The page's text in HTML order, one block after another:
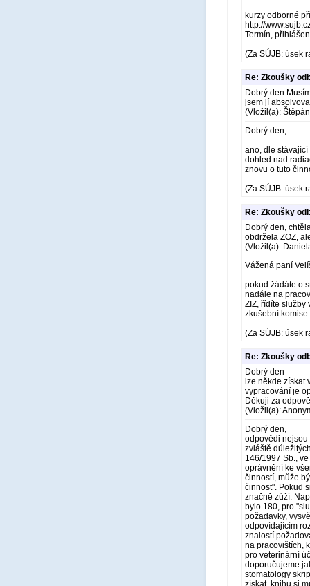
kurzy odborné
http://
Termín,
(Za SÚJB: úsek
Re: Zkoušky
Dobrý
jsem jí
(Vložil(a):
Dobrý den,
ano, dle stávající
dohled nad
znovu o tuto
(Za SÚJB: úsek
Re: Zkoušky
Dobrý den,
obdržela ZOZ,
(Vložil(a):
Vážená paní
pokud žádáte o
nadále na
ZIZ, řídíte služby
zkušební
(Za SÚJB: úsek
Re: Zkoušky
Dobrý den
lze někde získat
vypracování je
Děkuji za
(Vložil(a):
Dobrý den,
odpovědi nejsou
zvláště
146/1997 Sb.,
oprávnění ke
činností, může
činnost". Pokud
značně zúží.
bylo 180, pro
požadavky,
odpovídajícím
znalostí
na pracovištích,
pro veterinární
doporučujeme
stomatology
získat, knihu si